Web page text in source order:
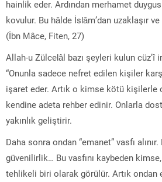
hainlik eder. Ardından merhamet
kovulur. Bu hâlde İslâm’dan uzaklaşır
(İbn Mâce, Fiten, 27)
Allah-u Zülcelâl bazı şeyleri kulun cüz’î
“Onunla sadece nefret edilen kişiler
işaret eder. Artık o kimse kötü kişilerle
kendine adeta rehber edinir. Onlarla
yakınlık geliştirir.
Daha sonra ondan “emanet” vasfı
güvenilirlik… Bu vasfını kaybeden
tehlikeli biri olarak görülür. Artık ondan